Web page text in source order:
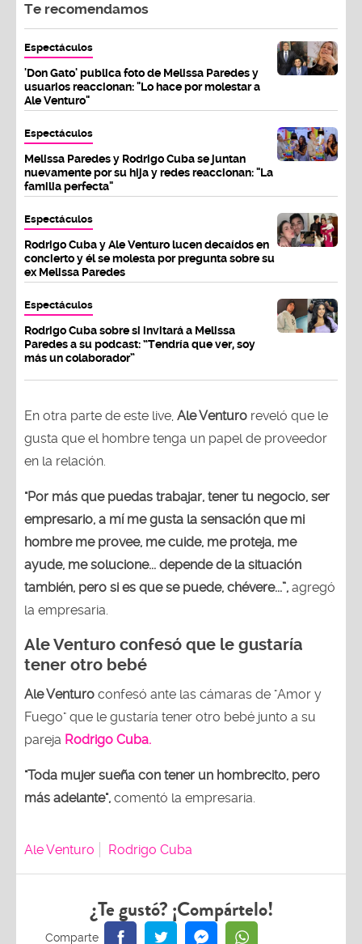
Te recomendamos
Espectáculos
'Don Gato' publica foto de Melissa Paredes y
usuarios reaccionan: "Lo hace por molestar a
Ale Venturo"
Espectáculos
Melissa Paredes y Rodrigo Cuba se juntan
nuevamente por su hija y redes reaccionan: "La
familia perfecta"
Espectáculos
Rodrigo Cuba y Ale Venturo lucen decaídos en
concierto y él se molesta por pregunta sobre su
ex Melissa Paredes
Espectáculos
Rodrigo Cuba sobre si invitará a Melissa
Paredes a su podcast: “Tendría que ver, soy
más un colaborador”
En otra parte de este live, Ale Venturo reveló que le
gusta que el hombre tenga un papel de proveedor
en la relación.
"Por más que puedas trabajar, tener tu negocio, ser
empresario, a mí me gusta la sensación que mi
hombre me provee, me cuide, me proteja, me
ayude, me solucione... depende de la situación
también, pero si es que se puede, chévere...”, agregó
la empresaria.
Ale Venturo confesó que le gustaría
tener otro bebé
Ale Venturo confesó ante las cámaras de "Amor y
Fuego" que le gustaría tener otro bebé junto a su
pareja Rodrigo Cuba.
"Toda mujer sueña con tener un hombrecito, pero
más adelante", comentó la empresaria.
Ale Venturo Rodrigo Cuba
¿Te gustó? ¡Compártelo!